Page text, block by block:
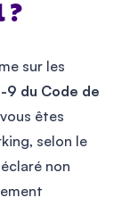
?
sur les
9 du Code de
êtes
selon le
non